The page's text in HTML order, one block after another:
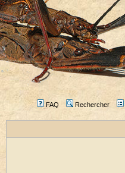
FAQ Rechercher